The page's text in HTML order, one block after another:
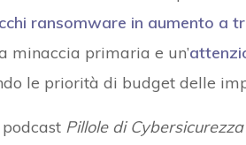
ransomware in aumento a
minaccia primaria e un’
le priorità di budget delle
Pillole di